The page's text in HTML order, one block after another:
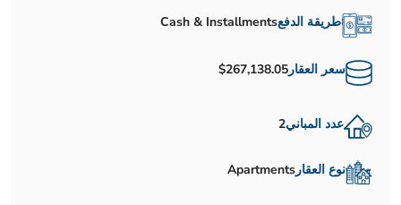
طريقة الدفعCash & Installments
سعر العقار$267,138.05
عدد المباني2
نوع العقارApartments